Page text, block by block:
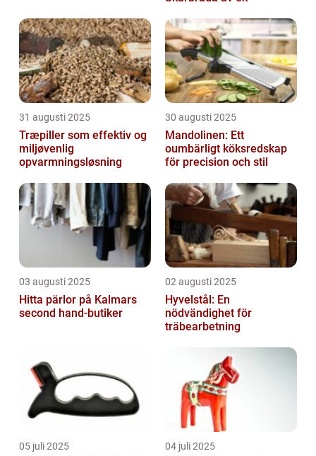
31 augusti 2025
Træpiller som effektiv og
miljøvenlig
opvarmningsløsning
30 augusti 2025
Mandolinen: Ett
oumbärligt köksredskap
för precision och stil
03 augusti 2025
Hitta pärlor på Kalmars
second hand-butiker
02 augusti 2025
Hyvelstål: En
nödvändighet för
träbearbetning
05 juli 2025 04 juli 2025